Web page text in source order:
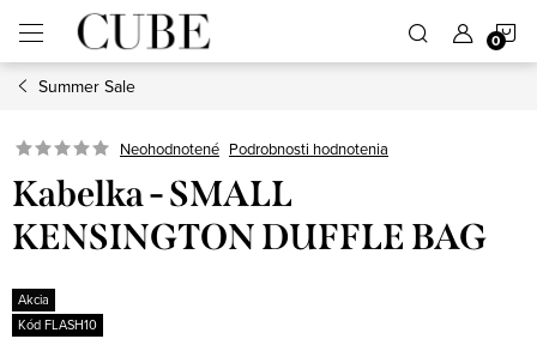
obsah
Summer Sale
Neohodnotené Podrobnosti hodnotenia
Kabelka - SMALL
KENSINGTON DUFFLE BAG
Akcia
Kód FLASH10